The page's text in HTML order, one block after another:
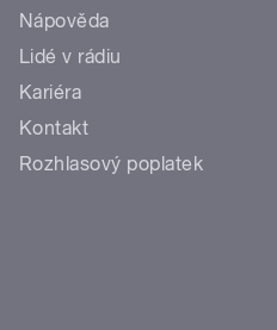
Nápověda
Lidé v rádiu
Kariéra
Kontakt
Rozhlasový poplatek